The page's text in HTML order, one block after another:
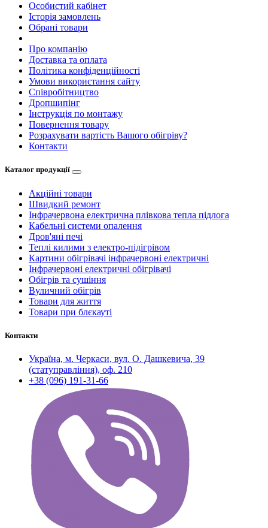
Особистий кабінет
Історія замовлень
Обрані товари
Про компанію
Доставка та оплата
Політика конфіденційності
Умови використання сайту
Співробітництво
Дропшипінг
Інструкція по монтажу
Повернення товару
Розрахувати вартість Вашого обігріву?
Контакти
Каталог продукції
Акційні товари
Швидкий ремонт
Інфрачервона електрична плівкова тепла підлога
Кабельні системи опалення
Дров'яні печі
Теплі килими з електро-підігрівом
Картини обігрівачі інфрачервоні електричні
Інфрачервоні електричні обігрівачі
Обігрів та сушіння
Вуличний обігрів
Товари для життя
Товари при блєкауті
Контакти
Україна, м. Черкаси, вул. О. Дашкевича, 39
(статуправління), оф. 210
+38 (096) 191-31-66